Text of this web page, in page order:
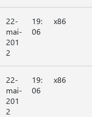
22-
mai-
201
2
19:
06
x86
22-
mai-
201
2
19:
06
x86